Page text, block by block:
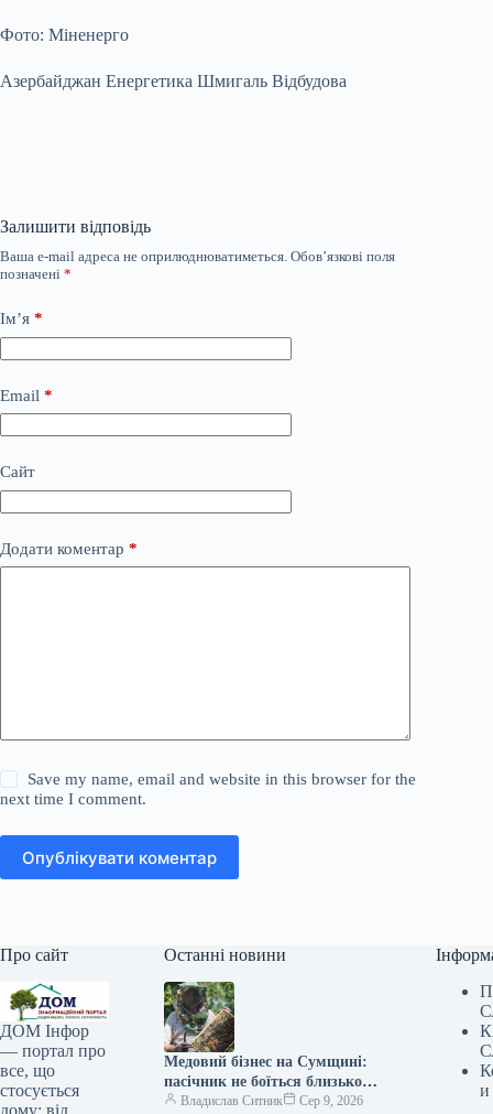
Фото: Міненерго
Азербайджан Енергетика Шмигаль Відбудова
Залишити відповідь
Ваша e-mail адреса не оприлюднюватиметься. Обов’язкові поля
позначені *
Ім’я *
Email *
Сайт
Додати коментар *
Save my name, email and website in this browser for the
next time I comment.
Опублікувати коментар
Про сайт
ДОМ Інфор
— портал про
все, що
стосується
Останні новини
Медовий бізнес на Сумщині:
пасічник не боїться близькості
до кордону — КУРКУЛЬ
Владислав Ситник Сер 9, 2026
и